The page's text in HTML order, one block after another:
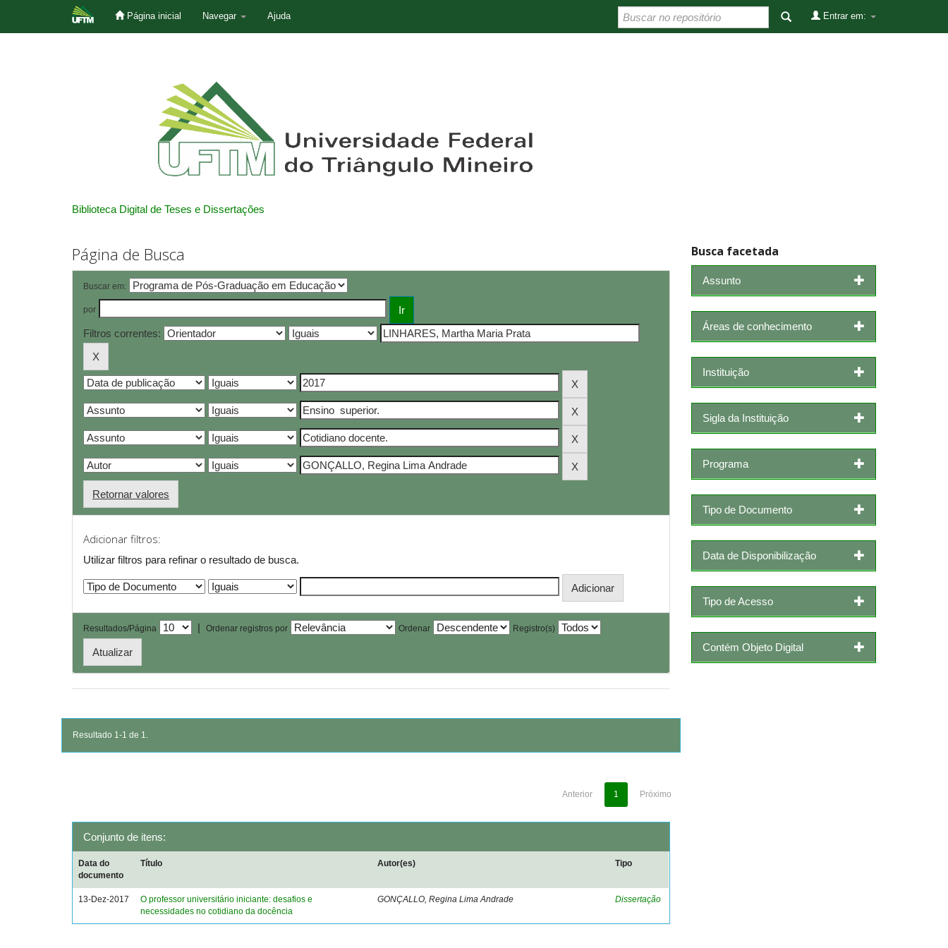
Página inicial Navegar Ajuda Entrar em:
Biblioteca Digital de Teses e Dissertações
Página de Busca
Buscar em:
por
Filtros correntes:
Retornar valores
Adicionar filtros:
Utilizar filtros para refinar o resultado de busca.
Resultados/Página | Ordenar registros por Ordenar Registro(s)
Resultado 1-1 de 1.
Anterior 1 Próximo
Conjunto de itens:
Data do
documento
Título Autor(es) Tipo
13-Dez-2017
O professor universitário iniciante: desafios e
necessidades no cotidiano da docência
GONÇALLO, Regina Lima Andrade Dissertação
Busca facetada
Assunto
Áreas de conhecimento
Instituição
Sigla da Instituição
Programa
Tipo de Documento
Data de Disponibilização
Tipo de Acesso
Contém Objeto Digital